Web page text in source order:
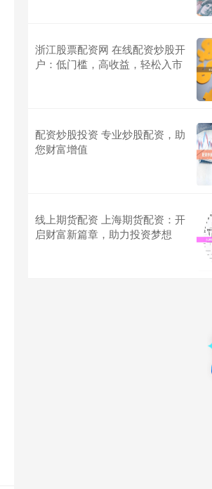
浙江股票配资网 在线配资炒股开
户：低门槛，高收益，轻松入市
配资炒股投资 专业炒股配资，助
您财富增值
线上期货配资 上海期货配资：开
启财富新篇章，助力投资梦想